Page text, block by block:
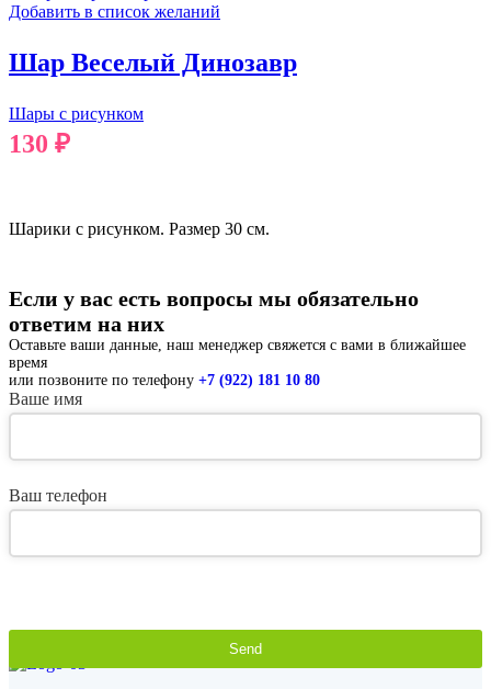
Добавить в список желаний
Шар Веселый Динозавр
Шары с рисунком
130 ₽
Шарики с рисунком. Размер 30 см.
Если у вас есть вопросы мы обязательно
ответим на них
Оставьте ваши данные, наш менеджер свяжется с вами в ближайшее
время
или позвоните по телефону +7 (922) 181 10 80
Ваше имя
Ваш телефон
Send
This